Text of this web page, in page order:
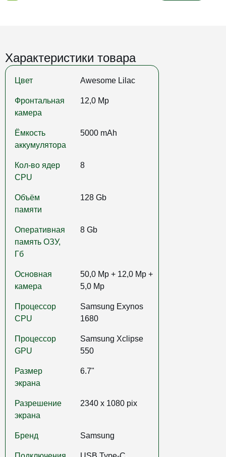
Характеристики товара
Цвет Awesome Lilac
Фронтальная
камера
12,0 Mp
Ёмкость
аккумулятора
5000 mAh
Кол-во ядер
CPU
8
Объём
памяти
128 Gb
Оперативная
память ОЗУ,
Гб
8 Gb
Основная
камера
50,0 Mp + 12,0 Mp +
5,0 Mp
Процессор
CPU
Samsung Exynos
1680
Процессор
GPU
Samsung Xclipse
550
Размер
экрана
6.7"
Разрешение
экрана
2340 x 1080 pix
Бренд Samsung